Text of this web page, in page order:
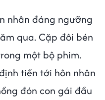
nhân đáng ngưỡng
qua. Cặp đôi bén
một bộ phim.
tiến tới hôn nhân
đón con gái đầu